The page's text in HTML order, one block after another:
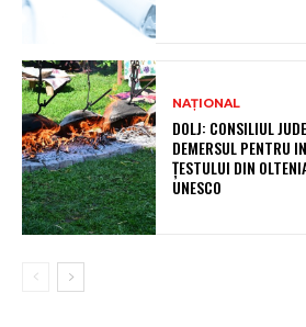
NAȚIONAL
DOLJ: CONSILIUL
DEMERSUL PENTRU
ȚESTULUI DIN
UNESCO